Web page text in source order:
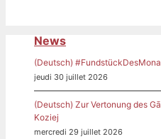
News
(Deutsch)
jeudi 30 juillet 2026
(Deutsch) Zur Vertonung des
Koziej
mercredi 29 juillet 2026